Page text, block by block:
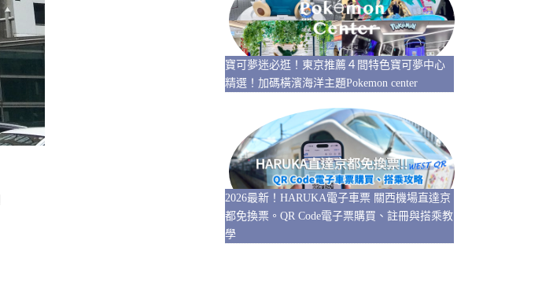
寶可夢迷必逛！東京推薦４間特色寶可夢中心
精選！加碼橫濱海洋主題Pokemon center
2026最新！HARUKA電子車票 關西機場直達京
都免換票。QR Code電子票購買、註冊與搭乘教
學